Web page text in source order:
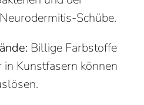
Schübe.
Billige Farbstoffe
Kunstfasern können